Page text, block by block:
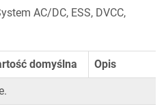
AC/DC, ESS, DVCC,
domyślna Opis